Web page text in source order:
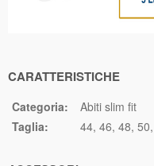
CARATTERISTICHE
Categoria:
Abiti slim fit
Taglia:
44 46 48 50